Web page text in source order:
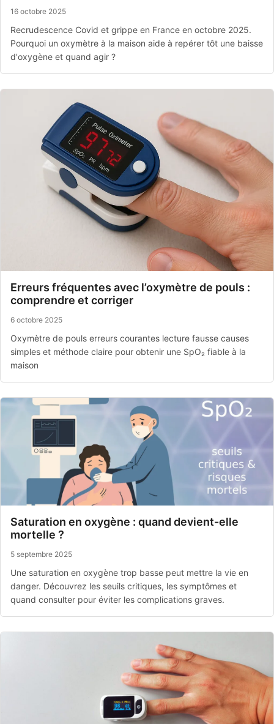
16 octobre 2025
Recrudescence Covid et grippe en France en octobre 2025.
Pourquoi un oxymètre à la maison aide à repérer tôt une baisse
d'oxygène et quand agir ?
Erreurs fréquentes avec l’oxymètre de pouls :
comprendre et corriger
6 octobre 2025
Oxymètre de pouls erreurs courantes lecture fausse causes
simples et méthode claire pour obtenir une SpO₂ fiable à la
maison
Saturation en oxygène : quand devient-elle
mortelle ?
5 septembre 2025
Une saturation en oxygène trop basse peut mettre la vie en
danger. Découvrez les seuils critiques, les symptômes et
quand consulter pour éviter les complications graves.